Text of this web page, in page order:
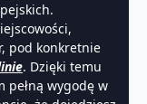
pod konkretnie
. Dzięki temu
pełną wygodę w